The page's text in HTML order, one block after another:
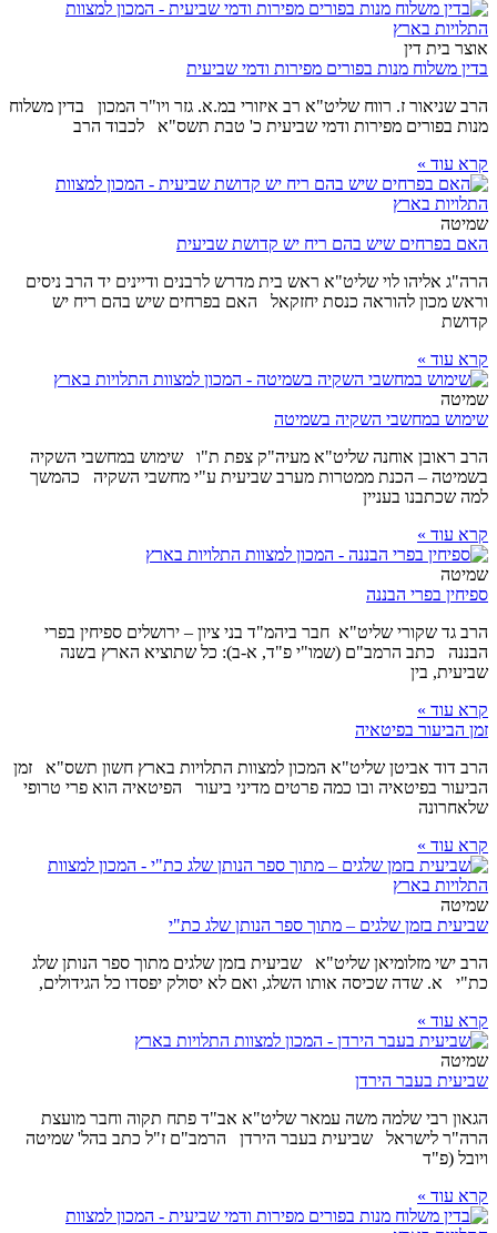
אוצר בית דין
בדין משלוח מנות בפורים מפירות ודמי שביעית
הרב שניאור ז. רווח שליט"א רב איזורי במ.א. גזר ויו"ר המכון בדין משלוח
מנות בפורים מפירות ודמי שביעית כ' טבת תשס"א לכבוד הרב
קרא עוד »
שמיטה
האם בפרחים שיש בהם ריח יש קדושת שביעית
הרה"ג אליהו לוי שליט"א ראש בית מדרש לרבנים ודיינים יד הרב ניסים
וראש מכון להוראה כנסת יחזקאל האם בפרחים שיש בהם ריח יש
קדושת
קרא עוד »
שמיטה
שימוש במחשבי השקיה בשמיטה
הרב ראובן אוחנה שליט"א מעיה"ק צפת ת"ו שימוש במחשבי השקיה
בשמיטה – הכנת ממטרות מערב שביעית ע"י מחשבי השקיה כהמשך
למה שכתבנו בעניין
קרא עוד »
שמיטה
ספיחין בפרי הבננה
הרב גד שקורי שליט"א חבר ביהמ"ד בני ציון – ירושלים ספיחין בפרי
הבננה כתב הרמב"ם (שמו"י פ"ד, א-ב): כל שתוציא הארץ בשנה
שביעית, בין
קרא עוד »
זמן הביעור בפיטאיה
הרב דוד אביטן שליט"א המכון למצוות התלויות בארץ חשון תשס"א זמן
הביעור בפיטאיה ובו כמה פרטים מדיני ביעור הפיטאיה הוא פרי טרופי
שלאחרונה
קרא עוד »
שמיטה
שביעית בזמן שלגים – מתוך ספר הנותן שלג כת"י
הרב ישי מזלומיאן שליט"א שביעית בזמן שלגים מתוך ספר הנותן שלג
כת"י א. שדה שכיסה אותו השלג, ואם לא יסולק יפסדו כל הגידולים,
קרא עוד »
שמיטה
שביעית בעבר הירדן
הגאון רבי שלמה משה עמאר שליט"א אב"ד פתח תקוה וחבר מועצת
הרה"ר לישראל שביעית בעבר הירדן הרמב"ם ז"ל כתב בהל' שמיטה
ויובל (פ"ד
קרא עוד »